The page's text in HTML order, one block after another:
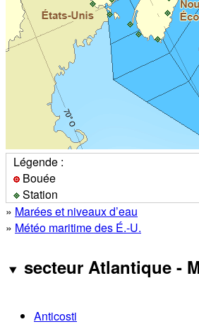
Légende :
Bouée
Station
» Marées et niveaux d’eau
» Météo maritime des É.-U.
secteur Atlantique -
Anticosti